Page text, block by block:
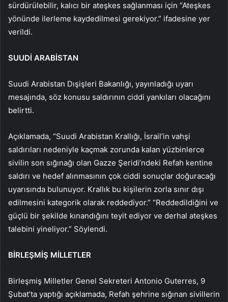
sürdürülebilir, kalıcı bir ateşkes sağlanması için “Ateşkes
yönünde ilerleme kaydedilmesi gerekiyor.” ifadesine yer
verildi.
SUUDİ ARABİSTAN
Suudi Arabistan Dışişleri Bakanlığı, yayınladığı uyarı
mesajında, söz konusu saldırının ciddi yankıları olacağını
belirtti.
Açıklamada, “Suudi Arabistan Krallığı, İsrail’in vahşi
saldırıları nedeniyle kaçmak zorunda kalan yüzbinlerce
sivilin son sığınağı olan Gazze Şeridi’ndeki Refah kentine
saldırı ve hedef alınmasının çok ciddi sonuçlar doğuracağı
uyarısında bulunuyor. Krallık bu kişilerin zorla sınır dışı
edilmesini kategorik olarak reddediyor.” “Reddedildiğini ve
güçlü bir şekilde kınandığını teyit ediyor ve derhal ateşkes
talebini yineliyor.” Söylendi.
BİRLEŞMİŞ MİLLETLER
Birleşmiş Milletler Genel Sekreteri Antonio Guterres, 9
Şubat’ta yaptığı açıklamada, Refah şehrine sığınan sivillerin